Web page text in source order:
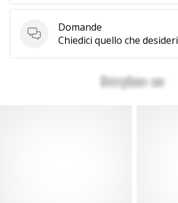
Domande
Domande
Chiedici quello che desideri